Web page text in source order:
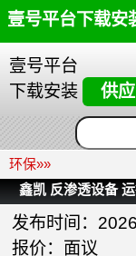
壹号平台下载安
壹号平台
下载安装
供应
环保»»
鑫凯 反渗透设备
发布时间：
报价：面议